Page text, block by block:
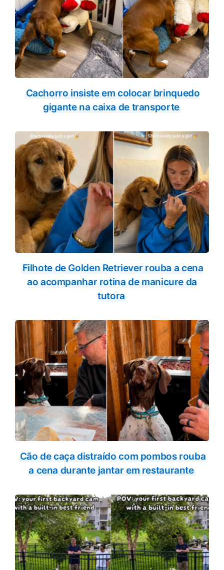
Cachorro insiste em colocar brinquedo
gigante na caixa de transporte
Filhote de Golden Retriever rouba a cena
ao acompanhar rotina de manicure da
tutora
Cão de caça distraído com pombos rouba
a cena durante jantar em restaurante